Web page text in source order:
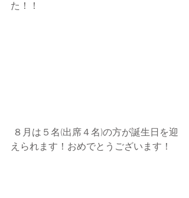
た！！
えられます！おめでとうございます！